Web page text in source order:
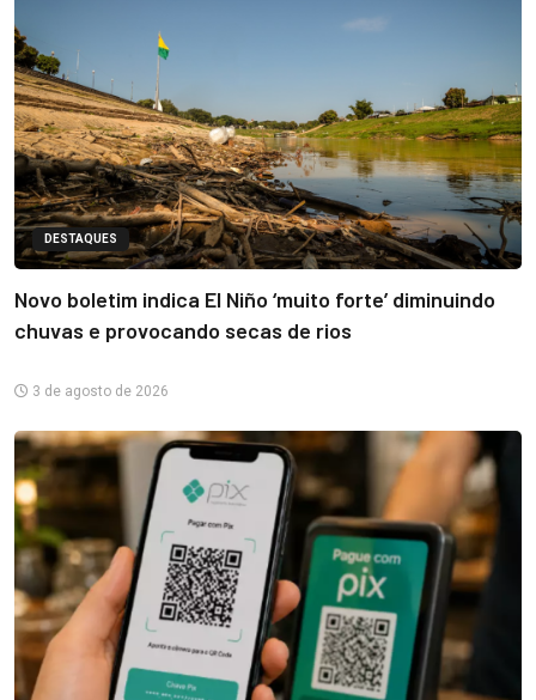
DESTAQUES
Novo boletim indica El Niño ‘muito forte’ diminuindo
chuvas e provocando secas de rios
3 de agosto de 2026